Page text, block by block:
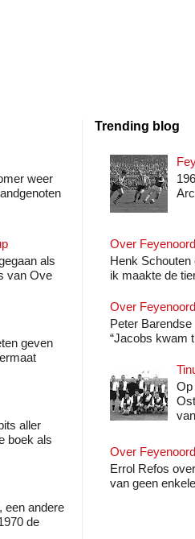
weer
als
van Ove
geven
aller
boek als
een andere
de
Trending blog
Over
Henk Schouten
ik maakte de
Over
Peter
“Jacobs kwam
Op
Over
Errol Refos
van geen